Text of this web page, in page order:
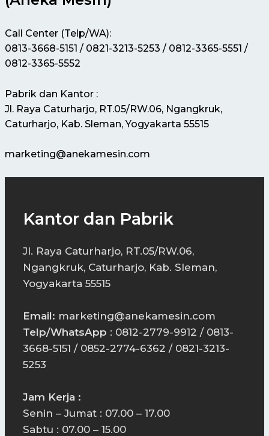
Call Center (Telp/WA):
0813-3668-5151 / 0821-3213-5253 / 0812-3365-5551 /
0812-3365-5552
Pabrik dan Kantor :
Jl. Raya Caturharjo, RT.05/RW.06, Ngangkruk,
Caturharjo, Kab. Sleman, Yogyakarta 55515
marketing@anekamesin.com
Kantor dan Pabrik
Jl. Raya Caturharjo, RT.05/RW.06,
Ngangkruk, Caturharjo, Kab. Sleman,
Yogyakarta 55515
Email: marketing@anekamesin.com
Telp/WhatsApp : 0812-2779-9912 / 0813-
3668-5151 / 0852-2774-6362 / 0821-3213-
5253
Jam Kerja :
Senin – Jumat : 07.00 – 17.00
Sabtu : 07.00 – 15.00